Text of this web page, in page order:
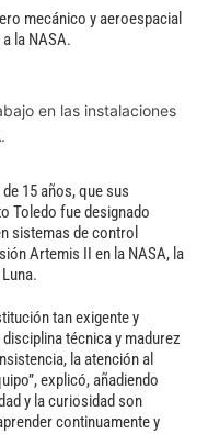
mecánico y aeroespacial
la NASA.
en las instalaciones
15 años, que sus
Toledo fue designado
sistemas de control
Artemis II en la NASA, la
tan exigente y
técnica y madurez
la atención al
explicó, añadiendo
y la curiosidad son
continuamente y